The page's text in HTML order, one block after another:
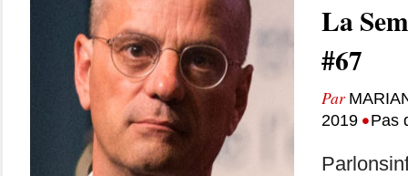
La
#67
Par
2019 •Pas